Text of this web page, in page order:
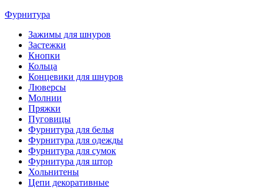
Фурнитура
Зажимы для шнуров
Застежки
Кнопки
Кольца
Концевики для шнуров
Люверсы
Молнии
Пряжки
Пуговицы
Фурнитура для белья
Фурнитура для одежды
Фурнитура для сумок
Фурнитура для штор
Хольнитены
Цепи декоративные